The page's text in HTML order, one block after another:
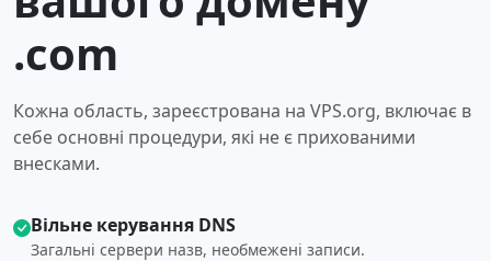
.com
Кожна область, зареєстрована на VPS.org, включає в
себе основні процедури, які не є прихованими
внесками.
Вільне керування DNS
Загальні сервери назв, необмежені записи.